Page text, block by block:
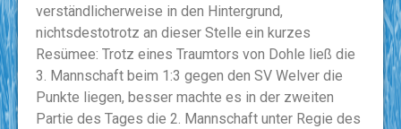
verständlicherweise in den Hintergrund,
nichtsdestotrotz an dieser Stelle ein kurzes
Resümee: Trotz eines Traumtors von Dohle ließ die
3. Mannschaft beim 1:3 gegen den SV Welver die
Punkte liegen, besser machte es in der zweiten
Partie des Tages die 2. Mannschaft unter Regie des